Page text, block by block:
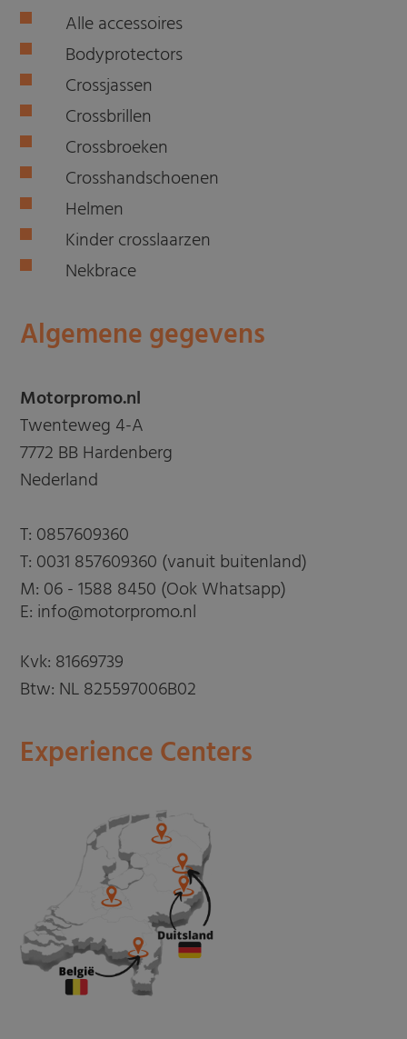
Alle accessoires
Bodyprotectors
Crossjassen
Crossbrillen
Crossbroeken
Crosshandschoenen
Helmen
Kinder crosslaarzen
Nekbrace
Algemene gegevens
Motorpromo.nl
Twenteweg 4-A
7772 BB Hardenberg
Nederland
T: 0857609360
T: 0031 857609360 (vanuit buitenland)
M: 06 - 1588 8450 (Ook Whatsapp)
E: info@motorpromo.nl
Kvk: 81669739
Btw: NL 825597006B02
Experience Centers